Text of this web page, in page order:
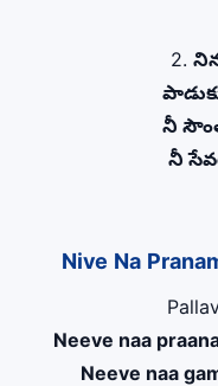
2.
నీ
నీ
Nive Na
Neeve naa
Neeve naa